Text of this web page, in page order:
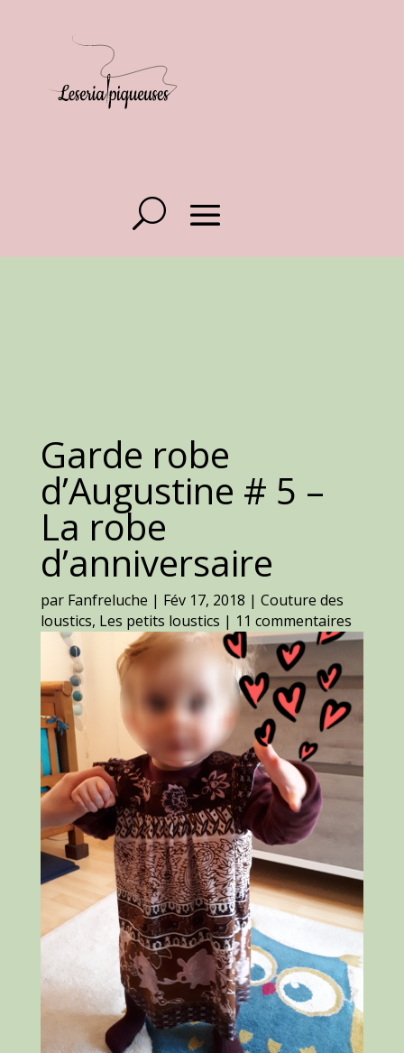
Garde robe
d’Augustine # 5 –
La robe
d’anniversaire
par Fanfreluche | Fév 17, 2018 | Couture des
loustics, Les petits loustics | 11 commentaires